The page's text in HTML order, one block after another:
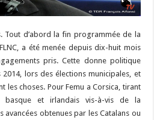
Tout d’abord la fin programmée de la
a été menée depuis dix-huit mois
pris. Cette donne politique
2014, lors des élections municipales, et
les choses. Pour Femu a Corsica, tirant
basque et irlandais vis-à-vis de la
avancées obtenues par les Catalans ou